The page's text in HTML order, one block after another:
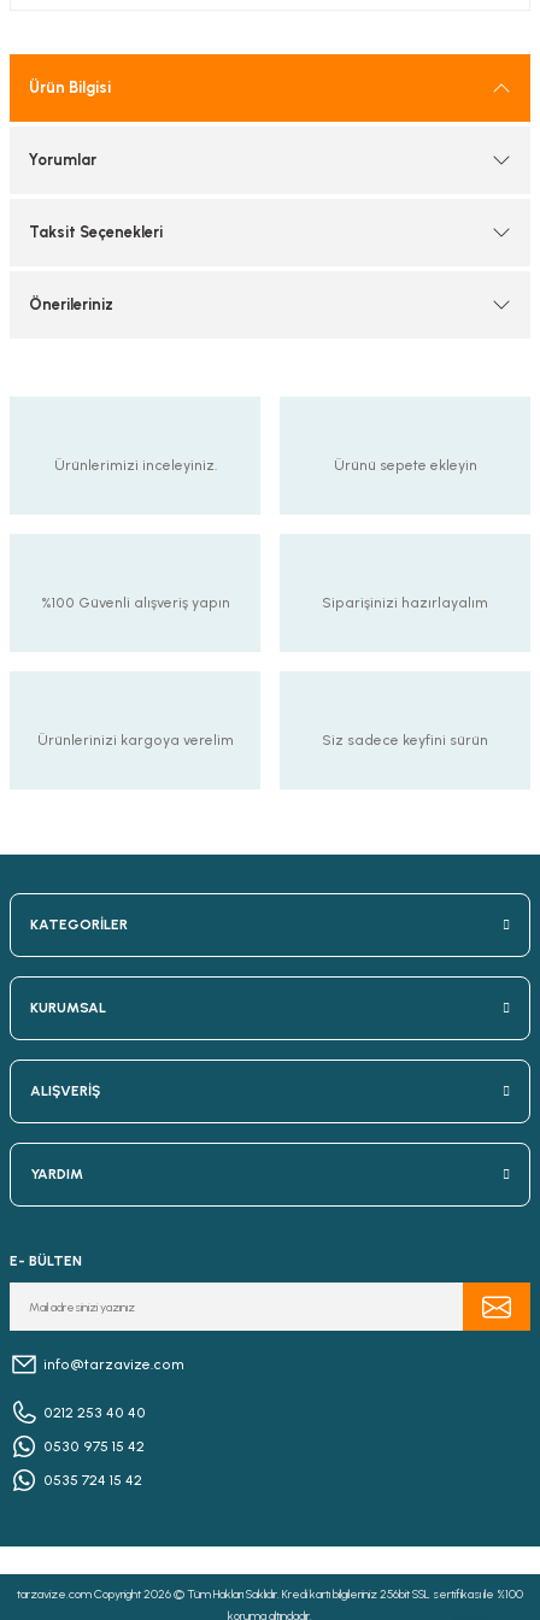
Armatür
Ürün Bilgisi
Yorumlar
Taksit Seçenekleri
Önerileriniz
Ürünlerimizi inceleyiniz. Ürünü sepete ekleyin
%100 Güvenli alışveriş yapın Siparişinizi hazırlayalım
Ürünlerinizi kargoya verelim Siz sadece keyfini sürün
KATEGORİLER
KURUMSAL
ALIŞVERİŞ
YARDIM
E- BÜLTEN
info@tarzavize.com
0212 253 40 40
0530 975 15 42
0535 724 15 42
tarzavize.com Copyright 2026 © Tüm Hakları Saklıdır. Kredi kartı bilgileriniz 256bit SSL sertifikası ile %100
koruma altındadır.